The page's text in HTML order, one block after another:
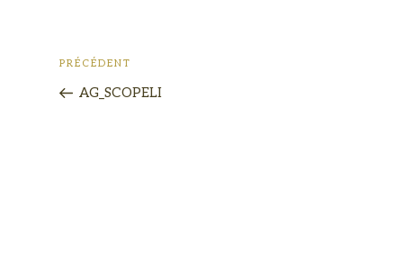
PRÉCÉDENT
AG_SCOPELI